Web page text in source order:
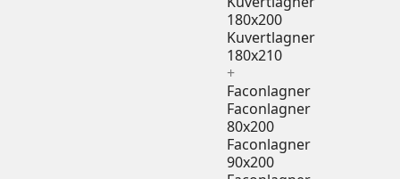
180x200
Kuvertlagner
180x210
+
Faconlagner
Faconlagner
80x200
Faconlagner
90x200